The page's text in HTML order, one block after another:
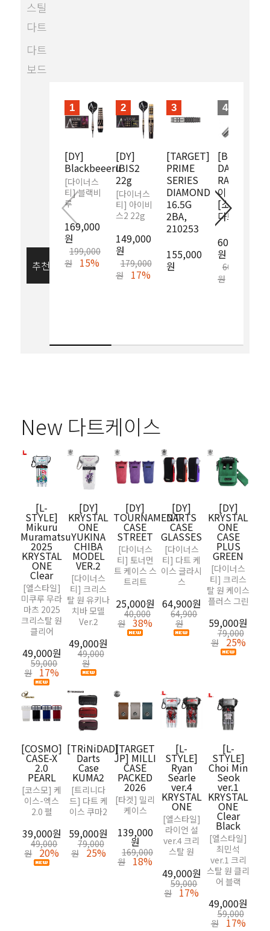
스틸
다트
다트
보드
추천상품 보기
1
[DY]
Blackbeeeru
[다이너스
티] 블랙비
루
169,000
원
199,000
원
15%
2
[DY]
IBIS2
22g
[다이너스
티] 아이비
스2 22g
149,000
원
179,000
원
17%
3
[TARGET]
PRIME
SERIES
DIAMOND
16.5G
2BA,
210253
155,000
원
4
[BEST
DART]
RAY / 레
이 [다트]
[소프트
다트]
60,000
원
60,000
원
New 다트케이스
[L-
STYLE]
Mikuru
Muramatsu
2025
KRYSTAL
ONE
Clear
[엘스타일]
미쿠루 무라
마츠 2025
크리스탈 원
클리어
49,000원
59,000
원
17%
[DY]
KRYSTAL
ONE
YUKINA
CHIBA
MODEL
VER.2
[다이너스
티] 크리스
탈 원 유키나
치바 모델
Ver.2
49,000원
49,000
원
[DY]
TOURNAMENT
CASE
STREET
[다이너스
티] 토너먼
트 케이스 스
트리트
25,000원
40,000
원
38%
[DY]
DARTS
CASE
GLASSES
[다이너스
티] 다트 케
이스 글라시
스
64,900원
64,900
원
[DY]
KRYSTAL
ONE
CASE
PLUS
GREEN
[다이너스
티] 크리스
탈 원 케이스
플러스 그린
59,000원
79,000
원
25%
[COSMO]
CASE-X
2.0
PEARL
[코스모] 케
이스-엑스
2.0 펄
39,000원
49,000
원
20%
[TRiNiDAD]
Darts
Case
KUMA2
[트리니다
드] 다트 케
이스 쿠마2
59,000원
79,000
원
25%
[TARGET
JP] MILLI
CASE
PACKED
2026
[타겟] 밀리
케이스
139,000
원
169,000
원
18%
[L-
STYLE]
Ryan
Searle
ver.4
KRYSTAL
ONE
[엘스타일]
라이언 설
ver.4 크리
스탈 원
49,000원
59,000
원
17%
[L-
STYLE]
Choi Min
Seok
ver.1
KRYSTAL
ONE
Clear
Black
[엘스타일]
최민석
ver.1 크리
스탈 원 클리
어 블랙
49,000원
59,000
원
17%